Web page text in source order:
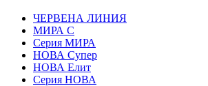
ЧЕРВЕНА ЛИНИЯ
МИРА С
Серия МИРА
НОВА Супер
НОВА Елит
Серия НОВА